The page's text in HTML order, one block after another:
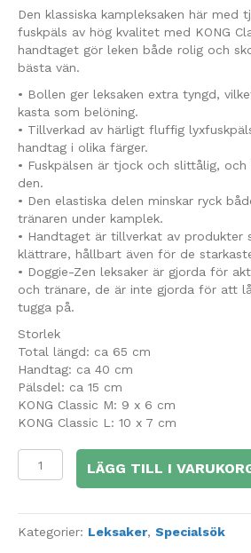
Den klassiska kampleksaken här med
fuskpäls av hög kvalitet med KONG
handtaget gör leken både rolig och
bästa vän.
• Bollen ger leksaken extra tyngd,
kasta som belöning.
• Tillverkad av härligt fluffig
handtag i olika färger.
• Fuskpälsen är tjock och slittålig, och
den.
• Den elastiska delen minskar ryck
tränaren under kamplek.
• Handtaget är tillverkat av produkter
klättrare, hållbart även för de
• Doggie-Zen leksaker är gjorda för
och tränare, de är inte gjorda för att
tugga på.
Storlek
Total längd: ca 65 cm
Handtag: ca 40 cm
Pälsdel: ca 15 cm
KONG Classic M: 9 x 6 cm
KONG Classic L: 10 x 7 cm
fuskpälskampis
med
KONG
LÄGG TILL I
Kategorier: Leksaker, Specialsök